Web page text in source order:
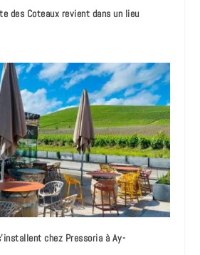
des Coteaux revient dans un lieu
chez Pressoria à Ay-